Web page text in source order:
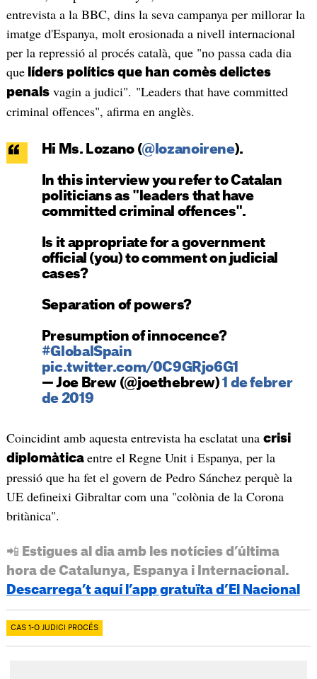
entrevista a la BBC, dins la seva campanya per millorar la
imatge d'Espanya, molt erosionada a nivell internacional
per la repressió al procés català, que "no passa cada dia
quelíders polítics que han comès delictes
penalsvagin a judici". "Leaders that have committed
criminal offences", afirma en anglès.
Hi Ms. Lozano (@lozanoirene).
In this interview you refer to Catalan
politicians as "leaders that have
committed criminal offences".
Is it appropriate for a government
official (you) to comment on judicial
cases?
Separation of powers?
Presumption of innocence?
#GlobalSpain
pic.twitter.com/0C9GRjo6G1
— Joe Brew (@joethebrew)1 de febrer
de 2019
Coincidint amb aquesta entrevista ha esclatat una crisi
diplomàtica entre el Regne Unit i Espanya, per la
pressió que ha fet el govern de Pedro Sánchez perquè la
UE defineixi Gibraltar com una "colònia de la Corona
britànica".
📲 Estigues al dia amb les notícies d’última
hora de Catalunya, Espanya i Internacional.
Descarrega’t aquí l’app gratuïta d’El Nacional
CAS 1-O JUDICI PROCÉS